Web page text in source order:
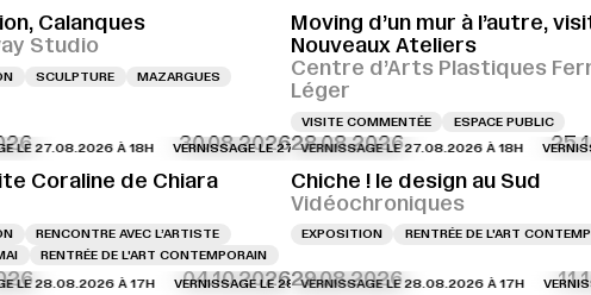
Calanques
Studio
SCULPTURE MAZARGUES
Moving d’un mur à l’autre,
Nouveaux Ateliers
Centre d’Arts Plastiques
Léger
VISITE COMMENTÉE ESPACE PUBLIC
VERNISSAGE LE 27.08.2026 À 18H VERNISSAGE LE 27.08.2026 À 18H VERNISSAGE
30.08.2026
27.08.2026 À 18H VERNISSAGE LE 27.08.2026 À 18H VERNISSAGE LE 27.08.2026 À
Coraline de Chiara
RENCONTRE AVEC L’ARTISTE
RENTRÉE DE L'ART CONTEMPORAIN
28.08.2026
VERNISSAGE LE 27.08.2026 À 18H
Chiche ! le design au Sud
Vidéochroniques
EXPOSITION RENTRÉE DE L'ART
VERNISSAGE LE 28.08.2026 À 16H VERNISSAGE LE 28.08.2026 À 16H VERNISSAGE
04.10.2026
28.08.2026 À 17H VERNISSAGE LE 28.08.2026 À 17H VERNISSAGE LE 28.08.2026 À
29.08.2026
VERNISSAGE LE 28.08.2026 À 17H